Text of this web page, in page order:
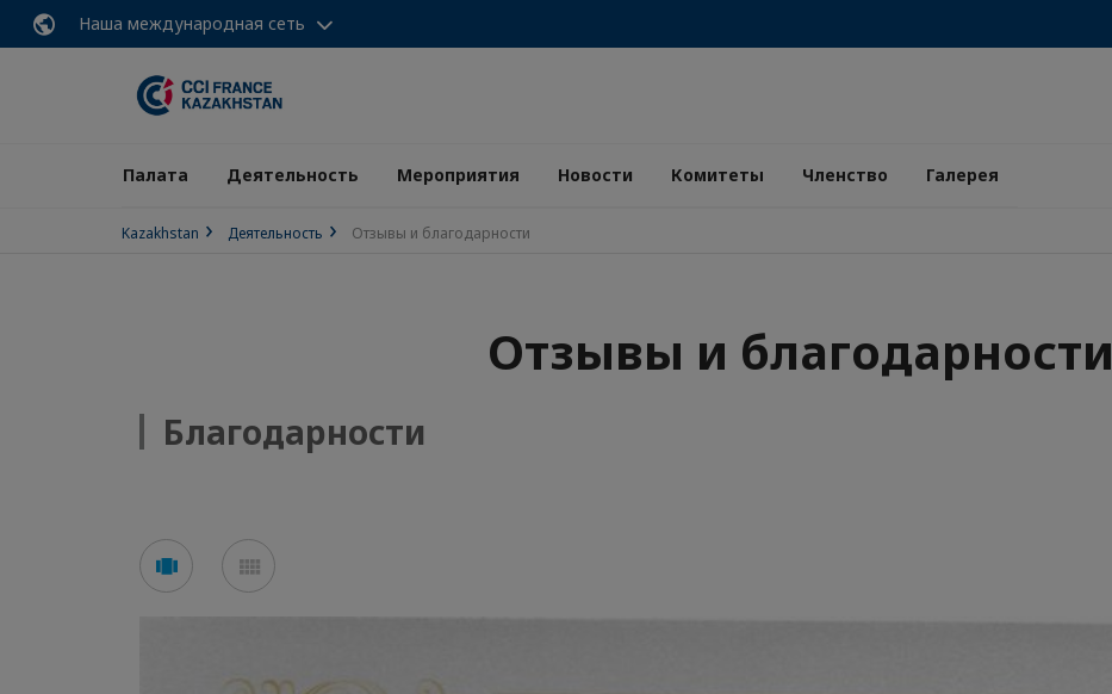
Наша международная сеть
Палата Деятельность Мероприятия Новости Комитеты Членство Галерея
Kazakhstan Деятельность Отзывы и благодарности
Отзывы и благодарности
Благодарности
carousel mosaic